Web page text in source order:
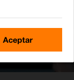
Aceptar